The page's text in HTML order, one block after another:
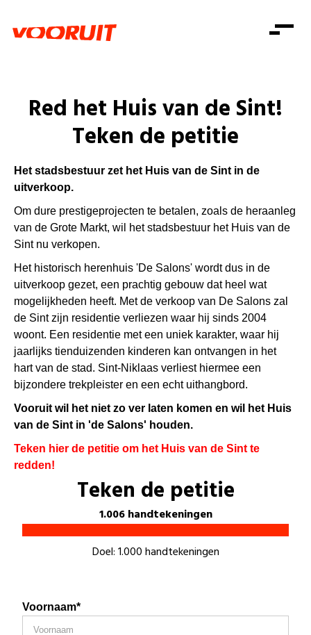
Zorg
Gelijke kansen
Welzijn
Consumentenbescherming
Pensioenen
Kinderen en jongeren
Onze mensen
Standpunten
Vacatures
Doe mee
Doe mee
Word lid
Shop
Login
Login
Doe mee
Red het Huis van de Sint!
Teken de petitie
Het stadsbestuur zet het Huis van de Sint in de
uitverkoop.
Om dure prestigeprojecten te betalen, zoals de heraanleg
van de Grote Markt, wil het stadsbestuur het Huis van de
Sint nu verkopen.
Het historisch herenhuis 'De Salons' wordt dus in de
uitverkoop gezet, een prachtig gebouw dat heel wat
mogelijkheden heeft. Met de verkoop van De Salons zal
de Sint zijn residentie verliezen waar hij sinds 2004
woont. Een residentie met een uniek karakter, waar hij
jaarlijks tienduizenden kinderen kan ontvangen in het
hart van de stad. Sint-Niklaas verliest hiermee een
bijzondere trekpleister en een echt uithangbord.
Vooruit wil het niet zo ver laten komen en wil het Huis
van de Sint in 'de Salons' houden.
Teken hier de petitie om het Huis van de Sint te
redden!
Teken de petitie
1.006 handtekeningen
Doel: 1.000 handtekeningen
Voornaam*